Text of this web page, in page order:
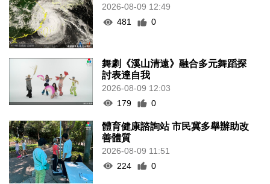
2026-08-09 12:49
481
0
舞劇《溪山清遠》融合多元舞蹈探
討表達自我
2026-08-09 12:03
179
0
體育健康諮詢站 市民冀多舉辦助改
善體質
2026-08-09 11:51
224
0